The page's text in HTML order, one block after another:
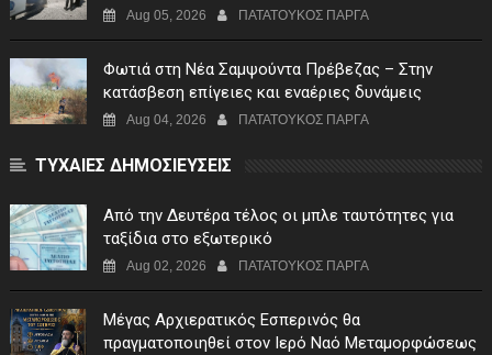
Aug 05, 2026 ΠΑΤΑΤΟΥΚΟΣ ΠΑΡΓΑ
Φωτιά στη Νέα Σαμψούντα Πρέβεζας – Στην
κατάσβεση επίγειες και εναέριες δυνάμεις
Aug 04, 2026 ΠΑΤΑΤΟΥΚΟΣ ΠΑΡΓΑ
ΤΥΧΑΙΕΣ ΔΗΜΟΣΙΕΥΣΕΙΣ
Από την Δευτέρα τέλος οι μπλε ταυτότητες για
ταξίδια στο εξωτερικό
Aug 02, 2026 ΠΑΤΑΤΟΥΚΟΣ ΠΑΡΓΑ
Μέγας Αρχιερατικός Εσπερινός θα
πραγματοποιηθεί στον Ιερό Ναό Μεταμορφώσεως